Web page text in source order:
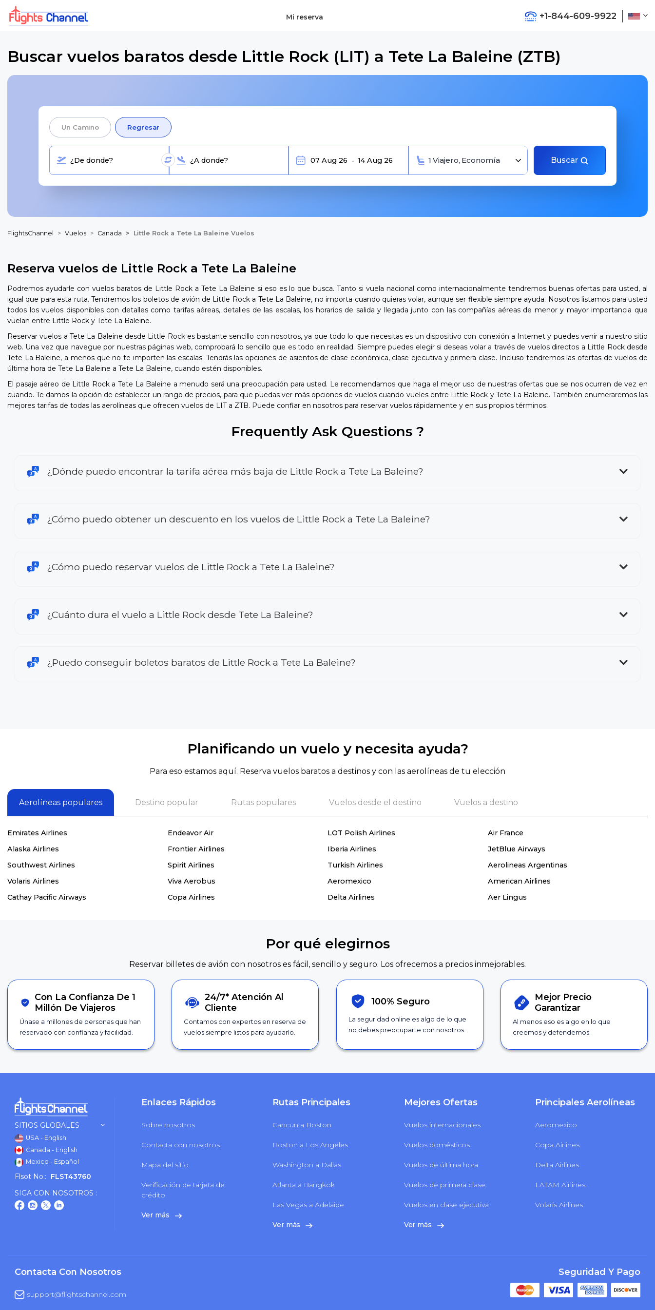
Mi reserva +1-844-609-9922
Buscar vuelos baratos desde Little Rock (LIT) a Tete La Baleine (ZTB)
Un Camino Regresar
1 Viajero, Economía Buscar
FlightsChannel Vuelos Canada Little Rock a Tete La Baleine Vuelos
Reserva vuelos de Little Rock a Tete La Baleine
Podremos ayudarle con vuelos baratos de Little Rock a Tete La Baleine si eso es lo que busca. Tanto si vuela nacional como internacionalmente tendremos buenas ofertas para usted, al
igual que para esta ruta. Tendremos los boletos de avión de Little Rock a Tete La Baleine, no importa cuando quieras volar, aunque ser flexible siempre ayuda. Nosotros listamos para usted
todos los vuelos disponibles con detalles como tarifas aéreas, detalles de las escalas, los horarios de salida y llegada junto con las compañías aéreas de menor y mayor importancia que
vuelan entre Little Rock y Tete La Baleine.
Reservar vuelos a Tete La Baleine desde Little Rock es bastante sencillo con nosotros, ya que todo lo que necesitas es un dispositivo con conexión a Internet y puedes venir a nuestro sitio
web. Una vez que navegue por nuestras páginas web, comprobará lo sencillo que es todo en realidad. Siempre puedes elegir si deseas volar a través de vuelos directos a Little Rock desde
Tete La Baleine, a menos que no te importen las escalas. Tendrás las opciones de asientos de clase económica, clase ejecutiva y primera clase. Incluso tendremos las ofertas de vuelos de
última hora de Tete La Baleine a Tete La Baleine, cuando estén disponibles.
El pasaje aéreo de Little Rock a Tete La Baleine a menudo será una preocupación para usted. Le recomendamos que haga el mejor uso de nuestras ofertas que se nos ocurren de vez en
cuando. Te damos la opción de establecer un rango de precios, para que puedas ver más opciones de vuelos cuando vueles entre Little Rock y Tete La Baleine. También enumeraremos las
mejores tarifas de todas las aerolíneas que ofrecen vuelos de LIT a ZTB. Puede confiar en nosotros para reservar vuelos rápidamente y en sus propios términos.
Frequently Ask Questions ?
¿Dónde puedo encontrar la tarifa aérea más baja de Little Rock a Tete La Baleine?
¿Cómo puedo obtener un descuento en los vuelos de Little Rock a Tete La Baleine?
¿Cómo puedo reservar vuelos de Little Rock a Tete La Baleine?
¿Cuánto dura el vuelo a Little Rock desde Tete La Baleine?
¿Puedo conseguir boletos baratos de Little Rock a Tete La Baleine?
Planificando un vuelo y necesita ayuda?
Para eso estamos aquí. Reserva vuelos baratos a destinos y con las aerolíneas de tu elección
Aerolíneas populares Destino popular Rutas populares Vuelos desde el destino Vuelos a destino
Emirates Airlines Endeavor Air LOT Polish Airlines
Air France
Alaska Airlines
Frontier Airlines Iberia Airlines
JetBlue Airways
Southwest Airlines
Spirit Airlines Turkish Airlines
Aerolineas Argentinas
Volaris Airlines
Viva Aerobus Aeromexico
American Airlines
Cathay Pacific Airways
Copa Airlines Delta Airlines Aer Lingus
Por qué elegirnos
Reservar billetes de avión con nosotros es fácil, sencillo y seguro. Los ofrecemos a precios inmejorables.
Con La Confianza De 1
Millón De Viajeros
Únase a millones de personas que han
reservado con confianza y facilidad.
24/7*Atención Al
Cliente
Contamos con expertos en reserva de
vuelos siempre listos para ayudarlo.
100% Seguro
La seguridad online es algo de lo que
no debes preocuparte con nosotros.
Mejor Precio
Garantizar
Al menos eso es algo en lo que
creemos y defendemos.
SITIOS GLOBALES
USA - English
Canada - English
Mexico - Español
Flsot No.:
FLST43760
SIGA CON NOSOTROS :
Enlaces Rápidos
Sobre nosotros
Contacta con nosotros
Mapa del sitio
Verificación de tarjeta de
crédito
Ver más
Rutas Principales
Cancun a Boston
Boston a Los Angeles
Washington a Dallas
Atlanta a Bangkok
Las Vegas a Adelaide
Ver más
Mejores Ofertas
Vuelos internacionales
Vuelos domésticos
Vuelos de última hora
Vuelos de primera clase
Vuelos en clase ejecutiva
Ver más
Principales Aerolíneas
Aeromexico
Copa Airlines
Delta Airlines
LATAM Airlines
Volaris Airlines
Contacta Con Nosotros
support@flightschannel.com
Seguridad Y Pago